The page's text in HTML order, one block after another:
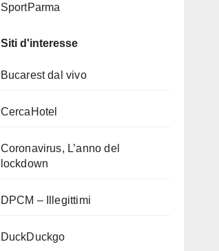
SportParma
Siti d'interesse
Bucarest dal vivo
CercaHotel
Coronavirus, L’anno del
lockdown
DPCM – Illegittimi
DuckDuckgo